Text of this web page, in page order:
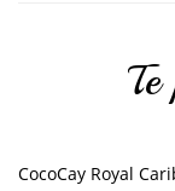
CocoCay Royal